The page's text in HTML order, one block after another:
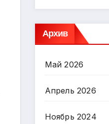
Архив
Май 2026
Апрель 2026
Ноябрь 2024